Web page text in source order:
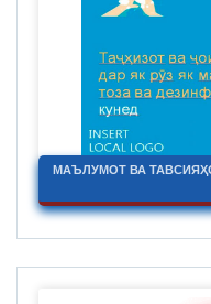
МАЪЛУМОТ ВА